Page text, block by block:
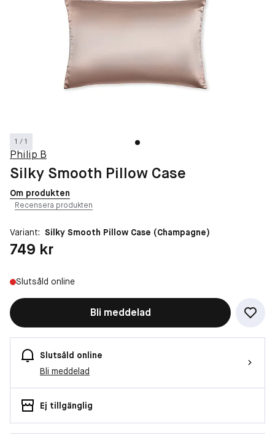
1 / 1
Philip B
Silky Smooth Pillow Case
Om produkten
Recensera produkten
Variant: Silky Smooth Pillow Case (Champagne)
Pris: 749 kr
749 kr
Slutsåld online
Bli meddelad
Slutsåld online
Bli meddelad
Ej tillgänglig